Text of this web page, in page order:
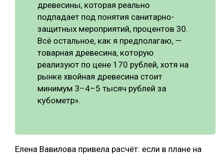
древесины, которая реально
подпадает под понятия санитарно-
защитных мероприятий, процентов 30.
Всё остальное, как я предполагаю, —
товарная древесина, которую
реализуют по цене 170 рублей, хотя на
рынке хвойная древесина стоит
минимум 3–4–5 тысяч рублей за
кубометр».
Елена Вавилова привела расчёт: если в плане на